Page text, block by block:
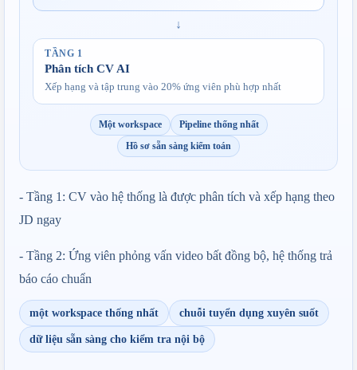
↓
TẦNG 1
Phân tích CV AI
Xếp hạng và tập trung vào 20% ứng viên phù hợp nhất
Một workspace
Pipeline thống nhất
Hồ sơ sẵn sàng kiểm toán
- Tầng 1: CV vào hệ thống là được phân tích và xếp hạng theo
JD ngay
- Tầng 2: Ứng viên phỏng vấn video bất đồng bộ, hệ thống trả
báo cáo chuẩn
một workspace thống nhất chuỗi tuyển dụng xuyên suốt
dữ liệu sẵn sàng cho kiểm tra nội bộ